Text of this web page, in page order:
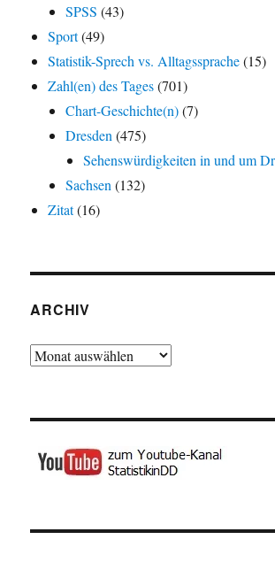
SPSS (43)
Sport(49)
Statistik-Sprech vs. Alltagssprache(15)
Zahl(en) des Tages(701)
Chart-Geschichte(n)(7)
Dresden (475)
Sehenswürdigkeiten in und um
Sachsen (132)
Zitat(16)
ARCHIV
Archiv